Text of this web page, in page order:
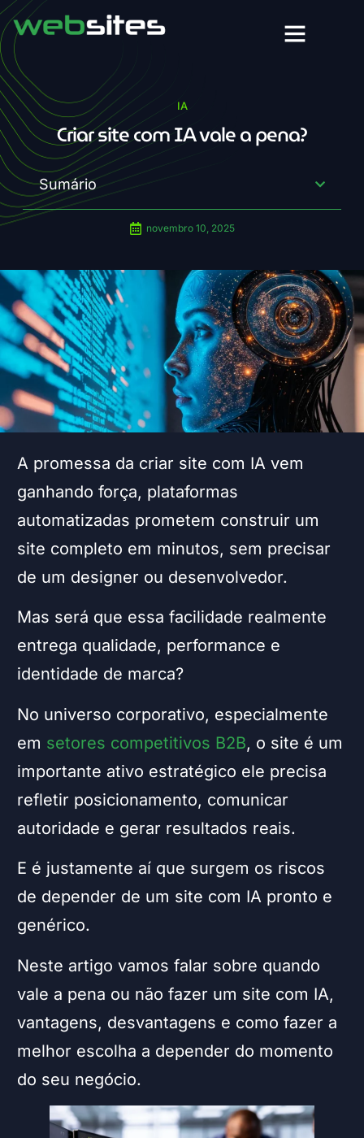
IA
Criar site com IA vale a pena?
Sumário
novembro 10, 2025
A promessa da criar site com IA vem
ganhando força, plataformas
automatizadas prometem construir um
site completo em minutos, sem precisar
de um designer ou desenvolvedor.
Mas será que essa facilidade realmente
entrega qualidade, performance e
identidade de marca?
No universo corporativo, especialmente
em setores competitivos B2B, o site é um
importante ativo estratégico ele precisa
refletir posicionamento, comunicar
autoridade e gerar resultados reais.
E é justamente aí que surgem os riscos
de depender de um site com IA pronto e
genérico.
Neste artigo vamos falar sobre quando
vale a pena ou não fazer um site com IA,
vantagens, desvantagens e como fazer a
melhor escolha a depender do momento
do seu negócio.